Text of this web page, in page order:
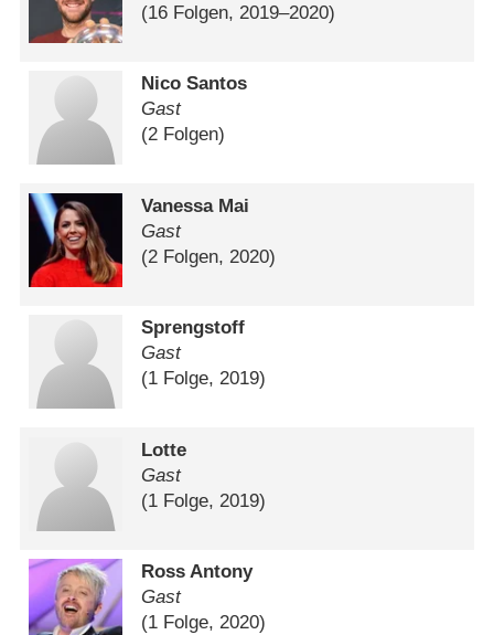
(16 Folgen, 2019⁠–⁠2020)
Nico Santos
Gast
(2 Folgen)
Vanessa Mai
Gast
(2 Folgen, 2020)
Sprengstoff
Gast
(1 Folge, 2019)
Lotte
Gast
(1 Folge, 2019)
Ross Antony
Gast
(1 Folge, 2020)